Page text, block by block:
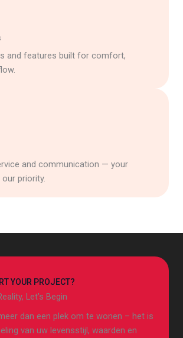
and features built for comfort,
and communication — your
priority.
YOUR PROJECT?
Let’s Begin
dan een plek om te wonen – het is
van uw levensstijl, waarden en